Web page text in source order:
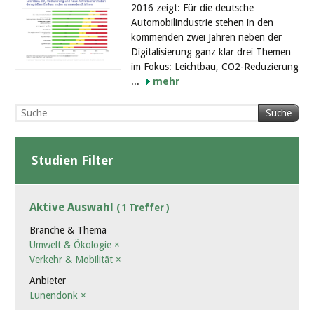
2016 zeigt: Für die deutsche
Automobilindustrie stehen in den
kommenden zwei Jahren neben der
Digitalisierung ganz klar drei Themen
im Fokus: Leichtbau, CO2-Reduzierung
...
mehr
Suche
Studien Filter
Aktive Auswahl ( 1 Treffer )
Branche & Thema
Umwelt & Ökologie ×
Verkehr & Mobilität ×
Anbieter
Lünendonk ×